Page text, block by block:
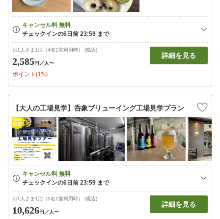
お1人さま1泊（4名1室利用時） (税込)
2,585円 ／人〜
ポイント(1%)
詳細を見る
【大人の工場見学】呑象ブリューイング工場見学プラン
お1人さま1泊（5名1室利用時） (税込)
10,626円 ／人〜
詳細を見る